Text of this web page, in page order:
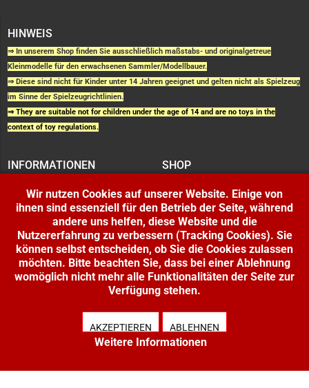
HINWEIS
⇒ In unserem Shop finden Sie ausschließlich maßstabs- und originalgetreue
Kleinmodelle für den erwachsenen Sammler/Modellbauer.
⇒ Diese sind nicht für Kinder unter 14 Jahren geeignet und gelten nicht als Spielzeug
im Sinne der Spielzeugrichtlinien.
⇒ They are suitable not for children under the age of 14 and are no toys in the
context of toy regulations.
INFORMATIONEN
IMPRESSUM
AGB UND
KUNDENINFORMATIONEN
WIDERRUFSRECHT
DATENSCHUTZERKLÄRUNG
ZAHLUNG UND VERSAND
SHOP
SHOP
WARENKORB
BESTELLUNGEN
ADRESSE BEARBEITEN
IHR KONTO
LOGIN
REGISTRIEREN
Copyright © 2026 Modellbahnladen Klee GbR. Alle Rechte vorbehalten. Design:
Wir nutzen Cookies auf unserer Website. Einige von
ihnen sind essenziell für den Betrieb der Seite, während
andere uns helfen, diese Website und die
Nutzererfahrung zu verbessern (Tracking Cookies). Sie
können selbst entscheiden, ob Sie die Cookies zulassen
möchten. Bitte beachten Sie, dass bei einer Ablehnung
womöglich nicht mehr alle Funktionalitäten der Seite zur
Verfügung stehen.
AKZEPTIEREN ABLEHNEN
Weitere Informationen